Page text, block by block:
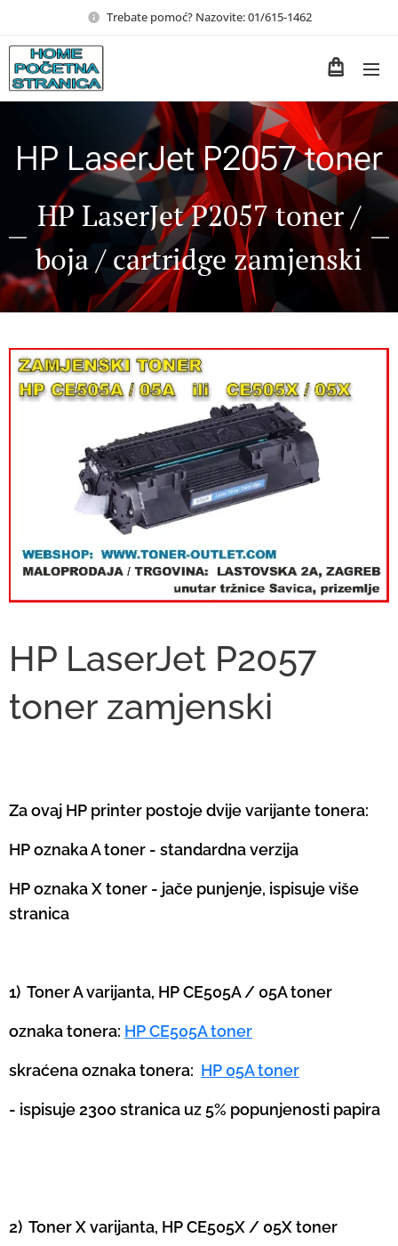
Trebate pomoć? Nazovite: 01/615-1462
HP LaserJet P2057 toner
HP LaserJet P2057 toner /
boja / cartridge zamjenski
HP LaserJet P2057
toner zamjenski
Za ovaj HP printer postoje dvije varijante tonera:
HP oznaka A toner - standardna verzija
HP oznaka X toner - jače punjenje, ispisuje više
stranica
1) Toner A varijanta, HP CE505A / 05A toner
oznaka tonera: HP CE505A toner
skraćena oznaka tonera: HP 05A toner
- ispisuje 2300 stranica uz 5% popunjenosti papira
2) Toner X varijanta, HP CE505X / 05X toner